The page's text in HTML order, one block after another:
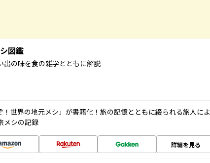
図鑑
出の味を食の雑学とともに解説
！世界の地元メシ」が書籍化！旅の記憶とともに綴られる旅人によ
メシの記録
詳細を見る